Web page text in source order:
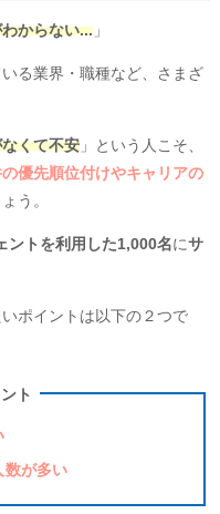
からない... 」
る業界・職種など、さまざ
くて不安 」という人こそ、
優先順位付けやキャリアの
う。
ントを利用した1,000名にサ
ポイントは以下の２つで
ト
数が多い